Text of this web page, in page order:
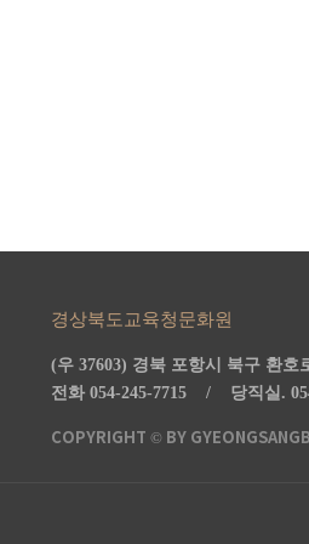
경상북도교육청문화원
(우 37603) 경북 포항시 북구 환호
전화 054-245-7715 / 당직실.
COPYRIGHT © BY